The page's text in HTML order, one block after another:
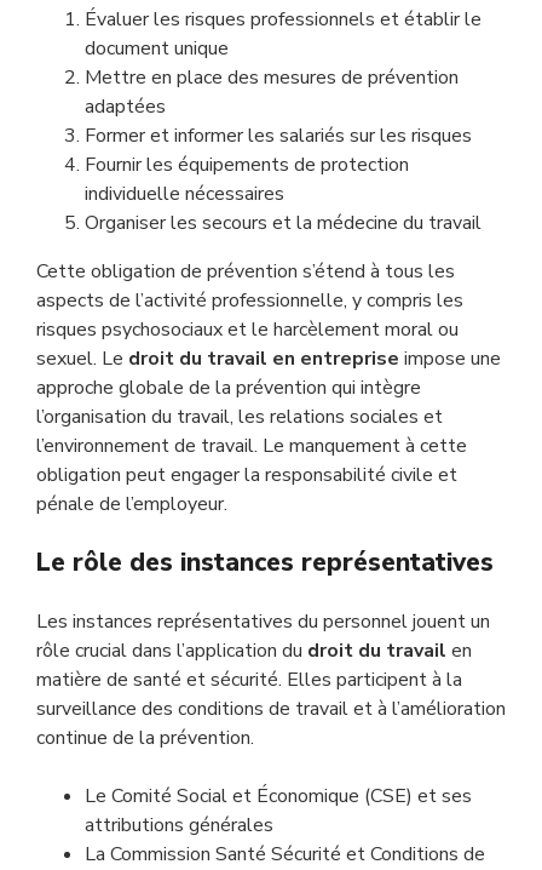
Évaluer les risques professionnels et établir le
document unique
Mettre en place des mesures de prévention
adaptées
Former et informer les salariés sur les risques
Fournir les équipements de protection
individuelle nécessaires
Organiser les secours et la médecine du travail
Cette obligation de prévention s’étend à tous les
aspects de l’activité professionnelle, y compris les
risques psychosociaux et le harcèlement moral ou
sexuel. Le droit du travail en entreprise impose une
approche globale de la prévention qui intègre
l’organisation du travail, les relations sociales et
l’environnement de travail. Le manquement à cette
obligation peut engager la responsabilité civile et
pénale de l’employeur.
Le rôle des instances représentatives
Les instances représentatives du personnel jouent un
rôle crucial dans l’application du droit du travail en
matière de santé et sécurité. Elles participent à la
surveillance des conditions de travail et à l’amélioration
continue de la prévention.
Le Comité Social et Économique (CSE) et ses
attributions générales
La Commission Santé Sécurité et Conditions de